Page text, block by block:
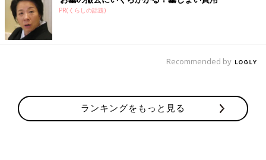
PR(くらしの話題)
Recommended by
ランキングをもっと見る